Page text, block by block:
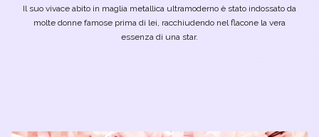
Il suo vivace abito in maglia metallica ultramoderno è stato indossato da
molte donne famose prima di lei, racchiudendo nel flacone la vera
essenza di una star.